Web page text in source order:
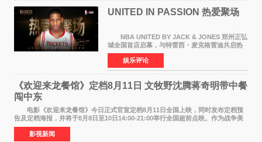
UNITED IN PASSION 热爱聚场
NBA UNITED BY JACK & JONES 郑州正弘
城全国首店启幕，与特雷西・麦克格雷迪共启热
爱 2026 年7 月21 日，
NBAUNITEDBYJACK&JONES 全国首店，于郑
州正弘城正式启幕。NBA 传奇球星
娱乐评论
《欢迎来龙餐馆》定档8月11日 文牧野沈腾蒋奇明带中餐
闯中东
电影《欢迎来龙餐馆》今日正式官宣定档8月11日全国上映，同时发布定档预
告及定档海报，并将于8月8日至10日14:00-21:00举行全国超前点映。作为战争美
食大片，影片讲述的是中国厨师徐福（沈腾
影视新闻